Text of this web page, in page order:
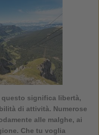
questo significa libertà,
di attività. Numerose
alle malghe, ai
Che tu voglia